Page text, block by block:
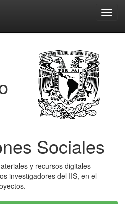
Sociales
y recursos digitales
investigadores del IIS, en el